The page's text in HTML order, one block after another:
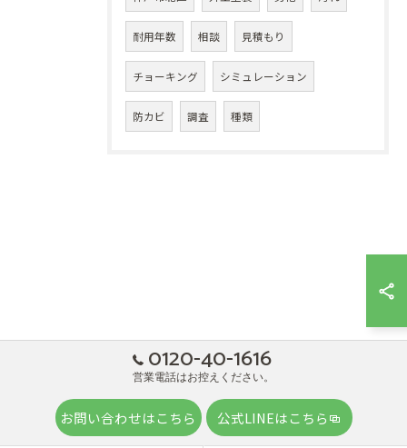
耐用年数 相談 見積もり
チョーキング シミュレーション
防カビ 調査 種類
0120-40-1616
営業電話はお控えください。
お問い合わせはこちら 公式LINEはこちら